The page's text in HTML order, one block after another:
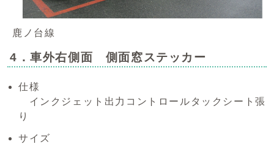
鹿ノ台線
4．車外右側面 側面窓ステッカー
仕様
インクジェット出力コントロールタックシート張
り
サイズ